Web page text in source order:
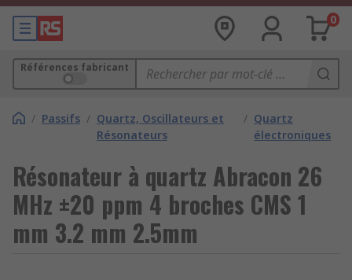
0
Références fabricant
/ Passifs / Quartz, Oscillateurs et
Résonateurs
/ Quartz
électroniques
Résonateur à quartz Abracon 26
MHz ±20 ppm 4 broches CMS 1
mm 3.2 mm 2.5mm